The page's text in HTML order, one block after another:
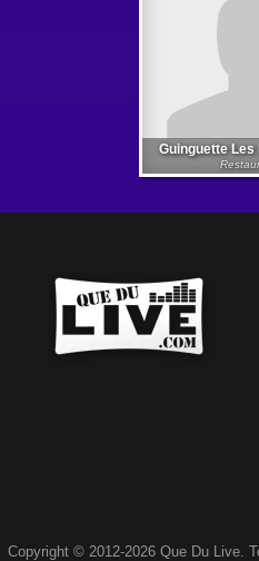
Guinguette
Copyright © 2012-2026 Que Du Live.